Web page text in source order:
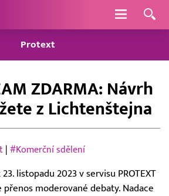
Navigace
Protext
ZDARMA: Návrh
z Lichtenštejna
|#Komerční sdělení
listopadu 2023 v servisu PROTEXT
přenos moderované debaty. Nadace